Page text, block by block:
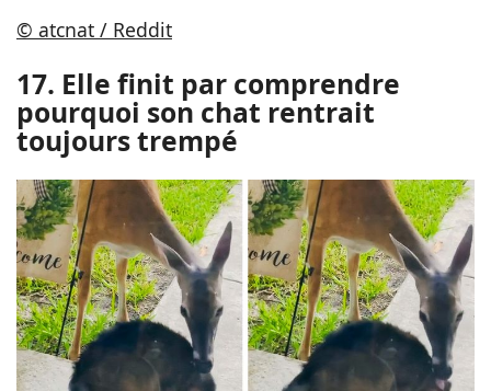
© atcnat / Reddit
17. Elle finit par comprendre
pourquoi son chat rentrait
toujours trempé